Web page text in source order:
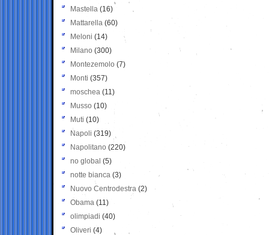
Mastella (16)
Mattarella (60)
Meloni (14)
Milano (300)
Montezemolo (7)
Monti (357)
moschea (11)
Musso (10)
Muti (10)
Napoli (319)
Napolitano (220)
no global (5)
notte bianca (3)
Nuovo Centrodestra (2)
Obama (11)
olimpiadi (40)
Oliveri (4)